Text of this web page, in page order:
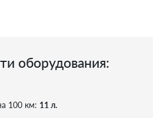
оборудования:
100 км: 11 л.